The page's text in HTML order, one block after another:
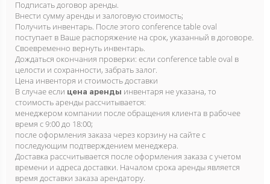
Подписать договор аренды.
Внести сумму аренды и залоговую стоимость;
Получить инвентарь. После этого conference table oval
поступает в Ваше распоряжение на срок, указанный в договоре.
Своевременно вернуть инвентарь.
Дождаться окончания проверки: если conference table oval в
целости и сохранности, забрать залог.
Цена инвенторя и стоимость доставки
В случае если цена аренды инвентаря не указана, то
стоимость аренды рассчитывается:
менеджером компании после обращения клиента в рабочее
время с 9:00 до 18:00;
после оформления заказа через корзину на сайте с
последующим подтверждением менеджера.
Доставка рассчитывается после оформления заказа с учетом
времени и адреса доставки. Началом срока аренды является
время доставки заказа арендатору.